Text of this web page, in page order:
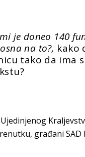
je doneo 140
na to?, kako
tako da ima
građani